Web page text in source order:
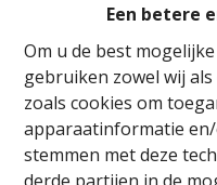
Een betere
Om u de best
gebruiken zowel wij
zoals cookies om
apparaatinformatie
stemmen met deze
derde partijen in de
over meerdere
De gelijkvloerse
woonkamer, een
lichtrijke keuken met
Op de eerste
een douchekamer en
De tweede verdieping